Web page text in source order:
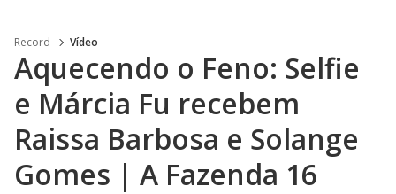
Record Vídeo
Aquecendo o Feno: Selfie
e Márcia Fu recebem
Raissa Barbosa e Solange
Gomes | A Fazenda 16